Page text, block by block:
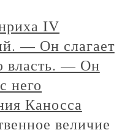
IV
— Он слагает
власть. — Он
него
Каносса
величие